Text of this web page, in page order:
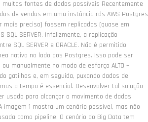
fontes de dados possíveis Recentemente
de vendas em uma instância rds AWS Postgres
preciso) fossem replicados (quase em
SERVER. Infelizmente, a replicação
SQL SERVER e ORACLE. Não é permitido
nativa no lado dos Postgres. Isso pode ser
manualmente no modo de esforço ALTO –
gatilhos e, em seguida, puxando dados de
o tempo é essencial. Desenvolver tal solução
usada para alcançar o movimento de dados
1 mostra um cenário possível, mas não
como pipeline. O cenário do Big Data tem